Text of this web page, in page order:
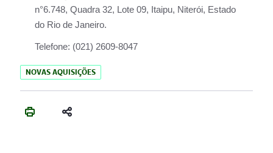
n°6.748, Quadra 32, Lote 09, Itaipu, Niterói, Estado
do Rio de Janeiro.
Telefone: (021) 2609-8047
NOVAS AQUISIÇÕES